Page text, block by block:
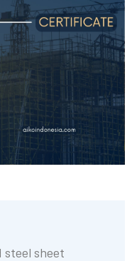
steel sheet